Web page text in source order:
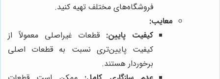
فروشگاه‌های مختلف تهیه کنید.
معایب:
کیفیت پایین: قطعات غیراصلی معمولاً از
کیفیت پایین‌تری نسبت به قطعات اصلی
برخوردار هستند.